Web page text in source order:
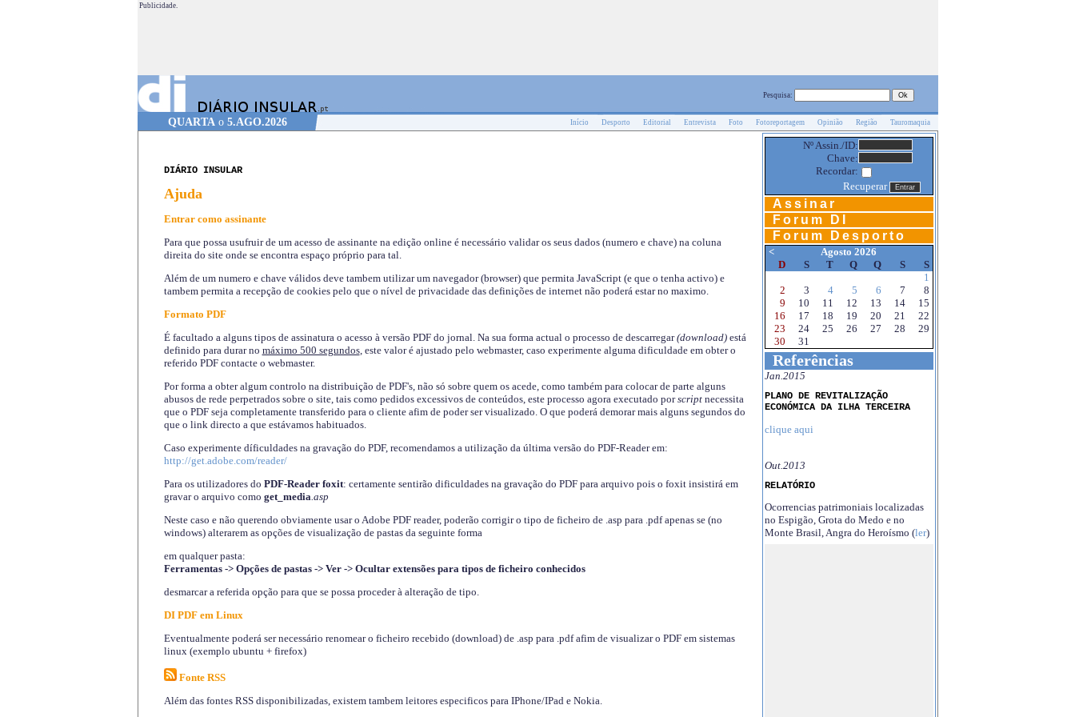
Publicidade.
Pesquisa:
QUARTAo 5.AGO.2026 Início Desporto Editorial Entrevista Foto Fotoreportagem Opinião Região Tauromaquia
DIÁRIO INSULAR
Ajuda
Entrar como assinante
Para que possa usufruir de um acesso de assinante na edição online é necessário validar os seus dados (numero e chave) na coluna
direita do site onde se encontra espaço próprio para tal.
Além de um numero e chave válidos deve tambem utilizar um navegador (browser) que permita JavaScript (e que o tenha activo) e
tambem permita a recepção de cookies pelo que o nível de privacidade das definições de internet não poderá estar no maximo.
Formato PDF
É facultado a alguns tipos de assinatura o acesso à versão PDF do jornal. Na sua forma actual o processo de descarregar(download)está
definido para durar no máximo 500 segundos, este valor é ajustado pelo webmaster, caso experimente alguma dificuldade em obter o
referido PDF contacte o webmaster.
Por forma a obter algum controlo na distribuição de PDF's, não só sobre quem os acede, como também para colocar de parte alguns
abusos de rede perpetrados sobre o site, tais como pedidos excessivos de conteúdos, este processo agora executado porscriptnecessita
que o PDF seja completamente transferido para o cliente afim de poder ser visualizado. O que poderá demorar mais alguns segundos do
que o link directo a que estávamos habituados.
Caso experimente díficuldades na gravação do PDF, recomendamos a utilização da última versão do PDF-Reader em:
http://get.adobe.com/reader/
Para os utilizadores do PDF-Reader foxit: certamente sentirão dificuldades na gravação do PDF para arquivo pois o foxit insistirá em
gravar o arquivo como get_media.asp
Neste caso e não querendo obviamente usar o Adobe PDF reader, poderão corrigir o tipo de ficheiro de .asp para .pdf apenas se (no
windows) alterarem as opções de visualização de pastas da seguinte forma
em qualquer pasta:
Ferramentas -> Opções de pastas -> Ver -> Ocultar extensões para tipos de ficheiro conhecidos
desmarcar a referida opção para que se possa proceder à alteração de tipo.
DI PDF em Linux
Eventualmente poderá ser necessário renomear o ficheiro recebido (download) de .asp para .pdf afim de visualizar o PDF em sistemas
linux (exemplo ubuntu + firefox)
Fonte RSS
Além das fontes RSS disponibilizadas, existem tambem leitores especificos para IPhone/IPad e Nokia.
Nº Assin./ID:
Chave:
Recordar:
Recuperar
Assinar
Forum DI
Forum Desporto
<
Agosto 2026
D
S T Q Q S
S
1
2
3 4 5 6 7
8
9
10 11 12 13 14
15
16
17 18 19 20 21
22
23
24 25 26 27 28
29
30
31
Referências
Jan.2015
PLANO DE REVITALIZAÇÃO
ECONÓMICA DA ILHA TERCEIRA
clique aqui
Out.2013
RELATÓRIO
Ocorrencias patrimoniais localizadas
no Espigão, Grota do Medo e no
Monte Brasil, Angra do Heroísmo (ler)